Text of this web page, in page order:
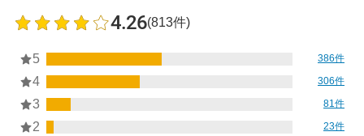
4.26(813件)
5 386件
4 306件
3 81件
2 23件